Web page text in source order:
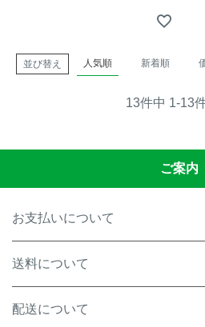
並び替え 人気順 新着順
13件中 1-13
ご案内
お支払いについて
送料について
配送について